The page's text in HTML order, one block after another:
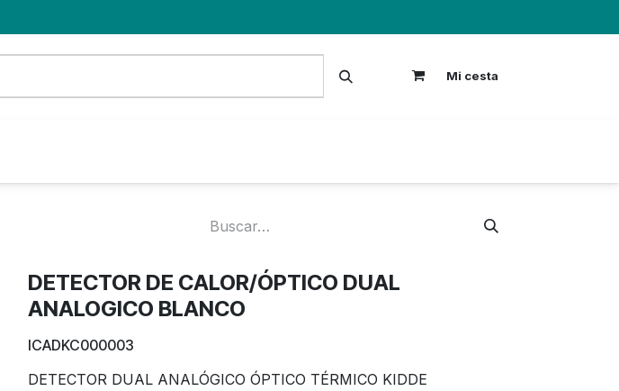
Mi cesta
DETECTOR DE CALOR/ÓPTICO DUAL
ANALOGICO BLANCO
ICADKC000003
DETECTOR DUAL ANALÓGICO ÓPTICO TÉRMICO KIDDE